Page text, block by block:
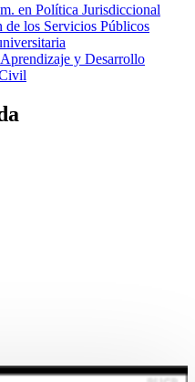
en Política Jurisdiccional
de los Servicios Públicos
y Desarrollo